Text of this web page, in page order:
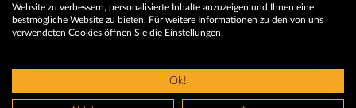
Website zu verbessern, personalisierte Inhalte anzuzeigen und Ihnen eine
bestmögliche Website zu bieten. Für weitere Informationen zu den von uns
verwendeten Cookies öffnen Sie die Einstellungen.
Ok!